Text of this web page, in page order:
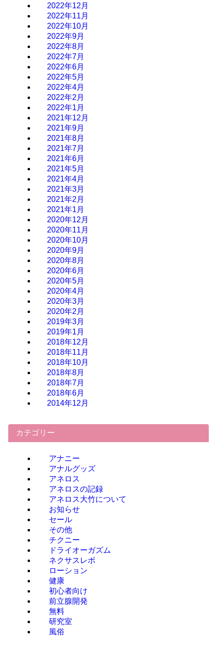
2022年12月
2022年11月
2022年10月
2022年9月
2022年8月
2022年7月
2022年6月
2022年5月
2022年4月
2022年2月
2022年1月
2021年12月
2021年9月
2021年8月
2021年7月
2021年6月
2021年5月
2021年4月
2021年3月
2021年2月
2021年1月
2020年12月
2020年11月
2020年10月
2020年9月
2020年8月
2020年6月
2020年5月
2020年4月
2020年3月
2020年2月
2019年3月
2019年1月
2018年12月
2018年11月
2018年10月
2018年8月
2018年7月
2018年6月
2014年12月
カテゴリー
アナニー
アナルグッズ
アネロス
アネロスの記録
アネロス大竹について
お知らせ
セール
その他
チクニー
ドライオーガズム
ネクサスレボ
ローション
健康
初心者向け
前立腺開発
無料
研究室
風俗